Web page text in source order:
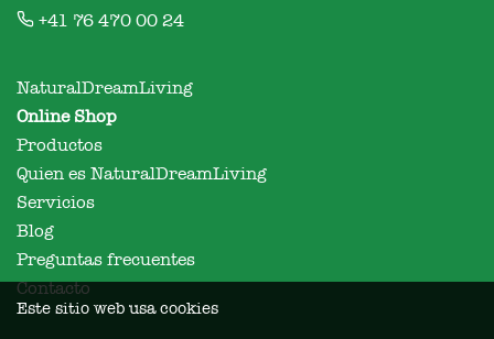
+41 76 470 00 24
NaturalDreamLiving
Online Shop
Productos
Quien es NaturalDreamLiving
Servicios
Blog
Preguntas frecuentes
Contacto
Este sitio web usa cookies